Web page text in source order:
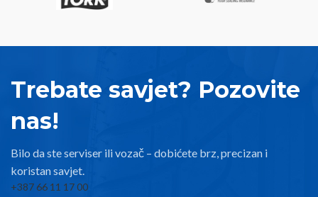
Trebate savjet? Pozovite
nas!
Bilo da ste serviser ili vozač – dobićete brz, precizan i
koristan savjet.
+387 66 11 17 00